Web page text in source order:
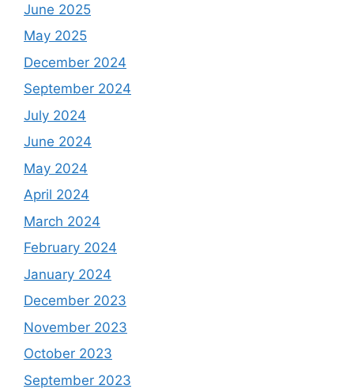
June 2025
May 2025
December 2024
September 2024
July 2024
June 2024
May 2024
April 2024
March 2024
February 2024
January 2024
December 2023
November 2023
October 2023
September 2023